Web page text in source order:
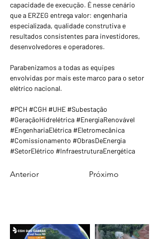
capacidade de execução. É nesse cenário
que a ERZEG entrega valor: engenharia
especializada, qualidade construtiva e
resultados consistentes para investidores,
desenvolvedores e operadores.
Parabenizamos a todas as equipes
envolvidas por mais este marco para o setor
elétrico nacional.
#PCH #CGH #UHE #Subestação
#GeraçãoHidrelétrica #EnergiaRenovável
#EngenhariaElétrica #Eletromecânica
#Comissionamento #ObrasDeEnergia
#SetorElétrico #InfraestruturaEnergética
Anterior Próximo